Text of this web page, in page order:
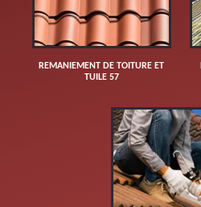
REMANIEMENT DE TOITURE ET
TUILE 57